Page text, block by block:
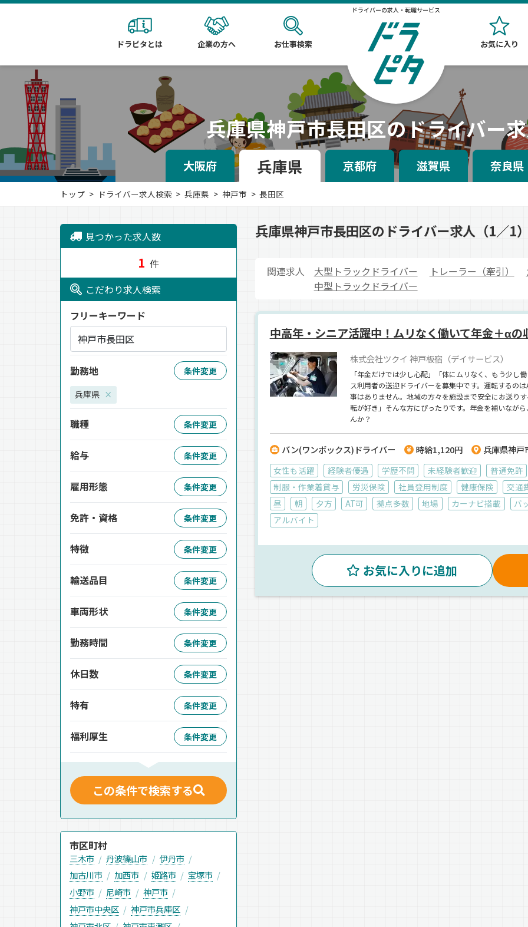
ドライバーの求人・転職サービス
ドラピタとは 企業の方へ お仕事検索 お気に入り
兵庫県神戸市長田区のドライバー
大阪府 兵庫県 京都府 滋賀県 奈良県
トップ ドライバー求人検索 兵庫県 神戸市 長田区
兵庫県神戸市長田区のドライバー求人（1／1
関連求人 大型トラックドライバー トレーラー（牽引）
中型トラックドライバー
中高年・シニア活躍中！ムリなく働いて年金＋α
株式会社ツクイ 神戸板宿（デイサービス）
「年金だけでは少し心配」「体にムリなく、もう少し
ス利用者の送迎ドライバーを募集中です。運転するの
事はありません。地域の方々を施設まで安全にお送り
転が好き」そんな方にぴったりです。年金を補いなが
んか？
バン(ワンボックス)ドライバー 時給1,120円 兵庫県神戸
女性も活躍 経験者優遇 学歴不問 未経験者歓迎
普通免許
制服・作業着貸与
労災保険 社員登用制度 健康保険
交通
昼
朝 夕方 AT可 拠点多数 地場 カーナビ搭載
バ
アルバイト
お気に入りに追加
見つかった求人数
1 件
こだわり求人検索
フリーキーワード
勤務地 条件変更
兵庫県 ×
職種 条件変更
給与 条件変更
雇用形態 条件変更
免許・資格 条件変更
特徴 条件変更
輸送品目 条件変更
車両形状 条件変更
勤務時間 条件変更
休日数 条件変更
特有 条件変更
福利厚生 条件変更
この条件で検索する
市区町村
三木市 丹波篠山市
伊丹市
加古川市
加西市 姫路市
宝塚市
小野市
尼崎市
神戸市
神戸市中央区
神戸市兵庫区